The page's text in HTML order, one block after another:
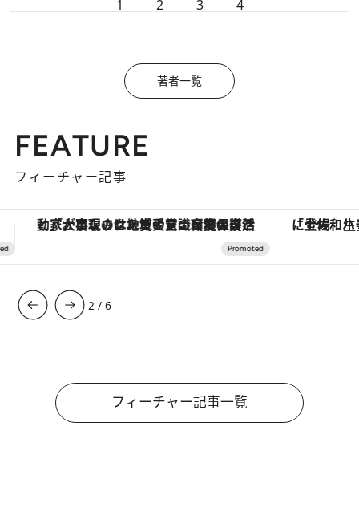
1 2 3 4
著者一覧
FEATURE
フィーチャー記事
「土佐和ハーブかき氷」がOMO7高知に登場！生姜、山椒、大葉など目にも舌にも涼を呼ぶ郷土の味
3 /6
フィーチャー記事一覧